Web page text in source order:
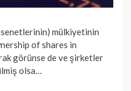
mülkiyetinin
of shares in
görünse de ve şirketler
olsa…